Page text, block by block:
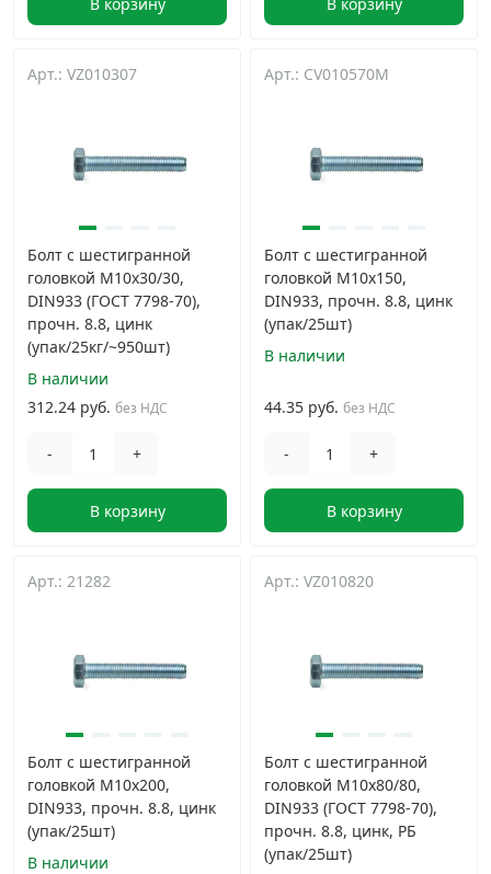
Арт.: VZ010307
Болт с шестигранной
головкой М10х30/30,
DIN933 (ГОСТ 7798-70),
прочн. 8.8, цинк
(упак/25кг/~950шт)
В наличии
312.24 руб. без НДС
- +
В корзину
Арт.: CV010570M
Болт с шестигранной
головкой М10х150,
DIN933, прочн. 8.8, цинк
(упак/25шт)
В наличии
44.35 руб. без НДС
- +
В корзину
Арт.: 21282
Болт с шестигранной
головкой М10х200,
DIN933, прочн. 8.8, цинк
(упак/25шт)
В наличии
Арт.: VZ010820
Болт с шестигранной
головкой М10х80/80,
DIN933 (ГОСТ 7798-70),
прочн. 8.8, цинк, РБ
(упак/25шт)